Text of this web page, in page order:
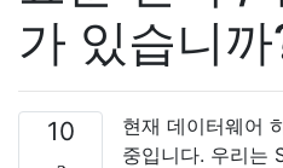
가 있습니까
10
현재 데이터웨어
중입니다. 우리는